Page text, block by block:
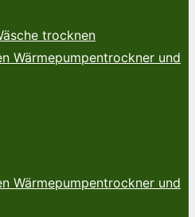
trocknen
Wärmepumpentrockner und
Wärmepumpentrockner und